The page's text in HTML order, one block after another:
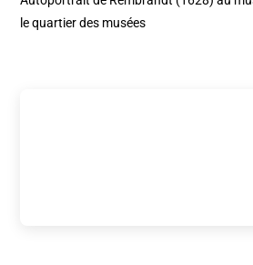
le quartier des musées